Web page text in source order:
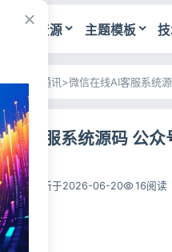
源码资源 主题模板
源>聊天通讯>微信在线AI客服系统
AI客服系统源码 公
码网
20 更新于2026-06-20 16阅读